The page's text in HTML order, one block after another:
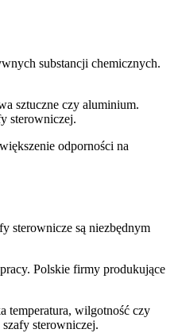
substancji chemicznych.
sztuczne czy aluminium.
sterowniczej.
odporności na
sterownicze są niezbędnym
Polskie firmy produkujące
temperatura, wilgotność czy
sterowniczej.